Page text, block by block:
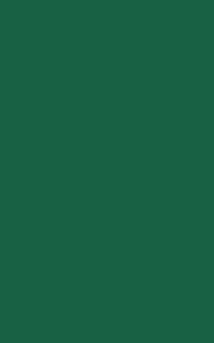
elit, sed
elit, sed